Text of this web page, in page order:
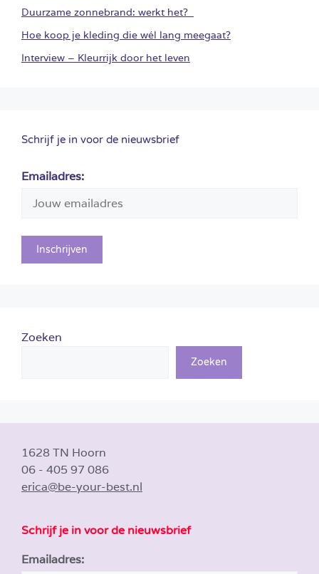
Duurzame zonnebrand: werkt het?
Hoe koop je kleding die wél lang meegaat?
Interview – Kleurrijk door het leven
Schrijf je in voor de nieuwsbrief
Emailadres:
Zoeken
Zoeken
1628 TN Hoorn
06 - 405 97 086
erica@be-your-best.nl
Schrijf je in voor de nieuwsbrief
Emailadres: